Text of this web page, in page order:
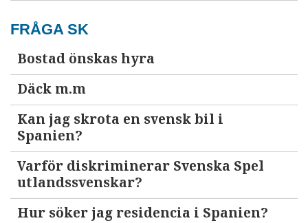
FRÅGA SK
Bostad önskas hyra
Däck m.m
Kan jag skrota en svensk bil i
Spanien?
Varför diskriminerar Svenska Spel
utlandssvenskar?
Hur söker jag residencia i Spanien?